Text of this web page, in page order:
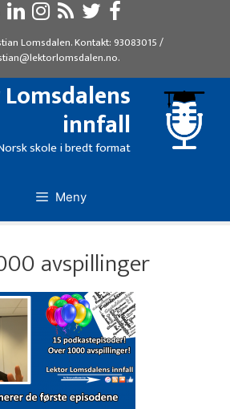
Lomsdalen. Kontakt: 93083015/
.
innfall
skole i bredt format
Meny
avspillinger